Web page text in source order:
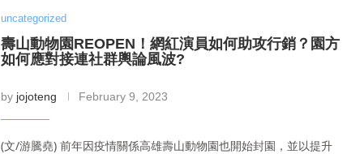
uncategorized
壽山動物園REOPEN！網紅演員如何助攻行銷？園方
如何應對接連社群輿論風波?
by jojoteng February 9, 2023
(文/游騰堯) 前年因疫情關係高雄壽山動物園也開始封園，並以提升